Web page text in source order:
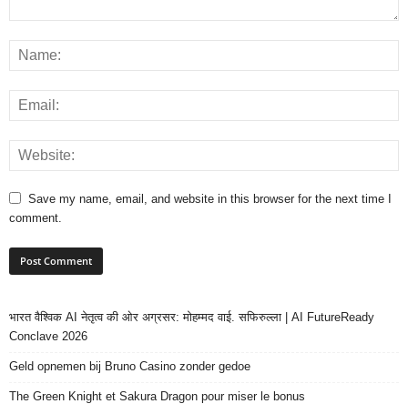
Save my name, email, and website in this browser for the next time I
comment.
भारत वैश्विक AI नेतृत्व की ओर अग्रसर: मोहम्मद वाई. सफिरुल्ला | AI FutureReady
Conclave 2026
Geld opnemen bij Bruno Casino zonder gedoe
The Green Knight et Sakura Dragon pour miser le bonus